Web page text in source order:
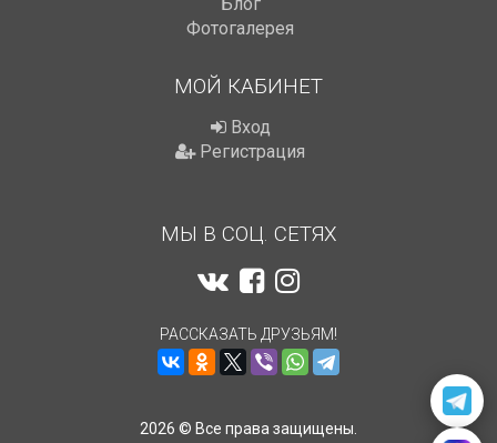
Фотогалерея
МОЙ КАБИНЕТ
Вход
Регистрация
МЫ В СОЦ. СЕТЯХ
РАССКАЗАТЬ ДРУЗЬЯМ!
2026 © Все права защищены.